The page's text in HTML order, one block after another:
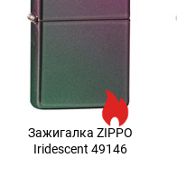
Зажигалка ZIPPO
Iridescent 49146